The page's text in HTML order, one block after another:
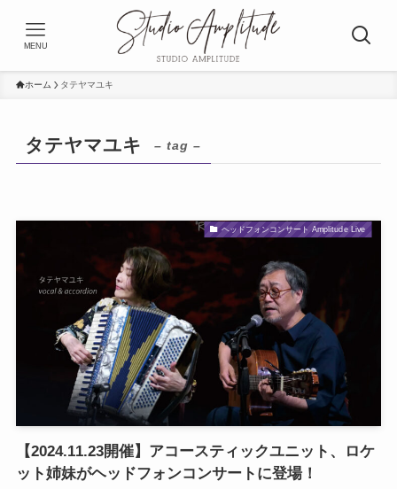
MENU
ホーム タテヤマユキ
タテヤマユキ – tag –
ヘッドフォンコンサート Amplitude Live
【2024.11.23開催】アコースティックユニット、ロケ
ット姉妹がヘッドフォンコンサートに登場！